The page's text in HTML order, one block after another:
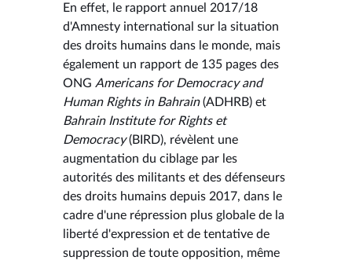
En effet, le rapport annuel 2017/18
d'Amnesty international sur la situation
des droits humains dans le monde, mais
également un rapport de 135 pages des
ONG Americans for Democracy and
Human Rights in Bahrain(ADHRB) et
Bahrain Institute for Rights et
Democracy(BIRD), révèlent une
augmentation du ciblage par les
autorités des militants et des défenseurs
des droits humains depuis 2017, dans le
cadre d'une répression plus globale de la
liberté d'expression et de tentative de
suppression de toute opposition, même